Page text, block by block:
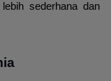
sederhana dan